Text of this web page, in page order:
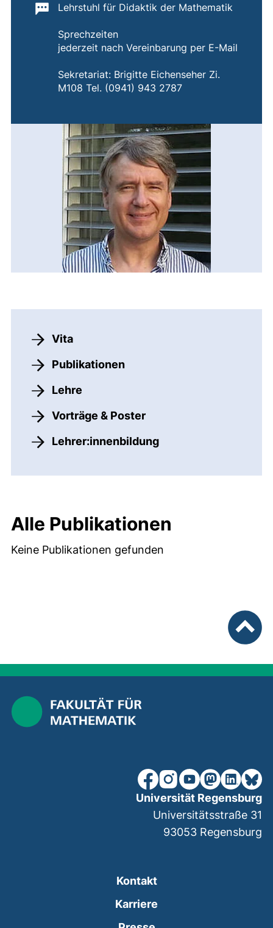
Wichtige Informationen:
Lehrstuhl für Didaktik der Mathematik
Sprechzeiten
jederzeit nach Vereinbarung per E-Mail
Sekretariat: Brigitte Eichenseher Zi.
M108 Tel. (0941) 943 2787
Übersicht Linkliste
Vita
Publikationen
Lehre
Vorträge & Poster
Lehrer:innenbildung
Alle Publikationen
Keine Publikationen gefunden
unsere Facebook-Seite
unsere Instagram-
unsere YouTube-
unsereunsere
Kontakt
Karriere
Universität Regensburg
Universitätsstraße 31
93053 Regensburg